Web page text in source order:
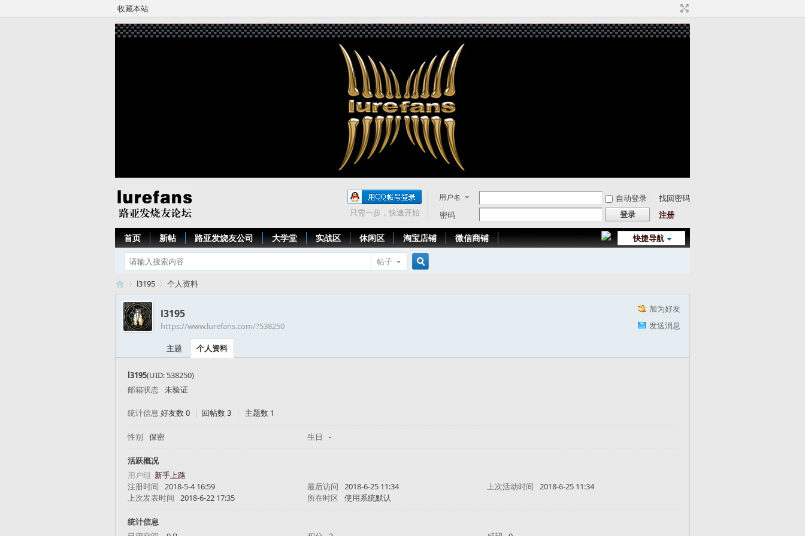
收藏本站
用户名 自动登录
找回密码
密码
登录 注册
只需一步，快速开始
快捷导航
首页 新帖 路亚发烧友公司 大学堂 实战区 休闲区 淘宝店铺 微信商铺
帖子
›
l3195 个人资料
加为好友
发送消息
l3195
https://www.lurefans.com/?538250
主题 个人资料
l3195(UID: 538250)
邮箱状态 未验证
统计信息 好友数 0 | 回帖数 3 | 主题数 1
性别 保密 生日 -
活跃概况
用户组 新手上路
注册时间
2018-5-4 16:59 最后访问 2018-6-25 11:34 上次活动时间
2018-6-25 11:34
上次发表时间
2018-6-22 17:35 所在时区 使用系统默认
统计信息